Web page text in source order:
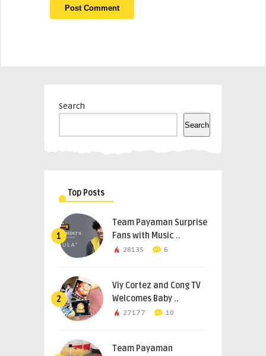
Search
Search
Top Posts
1
Team Payaman Surprise
Fans with Music ..
28135 6
2
Viy Cortez and Cong TV
Welcomes Baby ..
27177 10
Team Payaman